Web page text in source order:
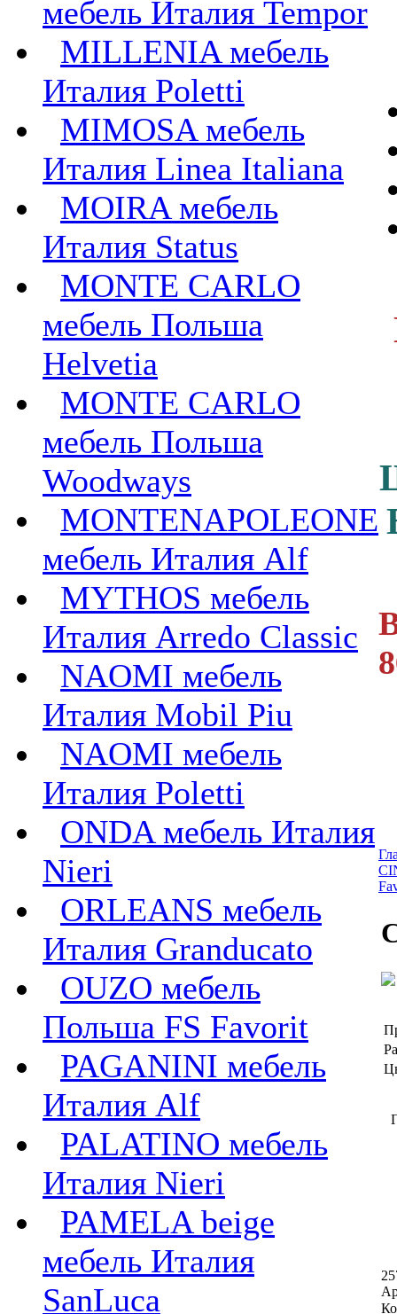
мебель Италия Tempor
MILLENIA мебель
Италия Poletti
MIMOSA мебель
Италия Linea Italiana
MOIRA мебель
Италия Status
MONTE CARLO
мебель Польша
Helvetia
MONTE CARLO
мебель Польша
Woodways
MONTENAPOLEONE
мебель Италия Alf
MYTHOS мебель
Италия Arredo Classic
NAOMI мебель
Италия Mobil Piu
NAOMI мебель
Италия Poletti
ONDA мебель Италия
Nieri
ORLEANS мебель
Италия Granducato
OUZO мебель
Польша FS Favorit
PAGANINI мебель
Италия Alf
PALATINO мебель
Италия Nieri
PAMELA beige
мебель Италия
SanLuca